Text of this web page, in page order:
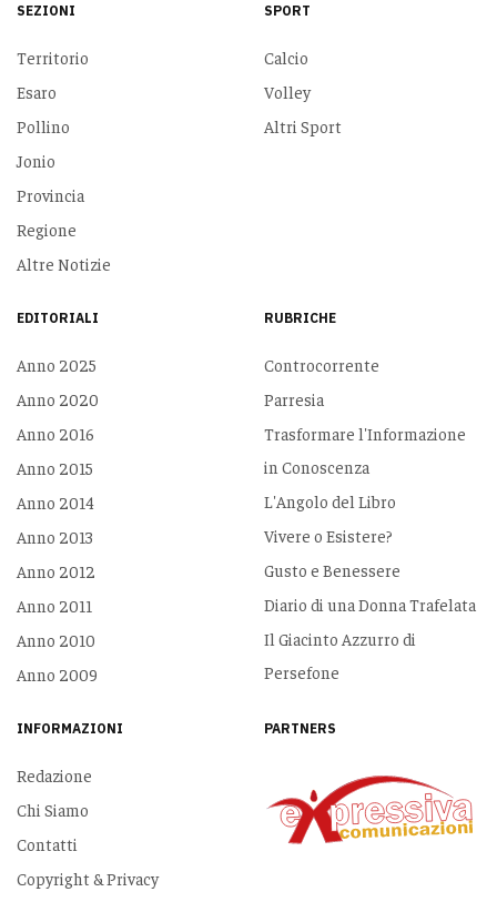
SEZIONI
Territorio
Esaro
Pollino
Jonio
Provincia
Regione
Altre Notizie
SPORT
Calcio
Volley
Altri Sport
EDITORIALI
Anno 2025
Anno 2020
Anno 2016
Anno 2015
Anno 2014
Anno 2013
Anno 2012
Anno 2011
Anno 2010
Anno 2009
RUBRICHE
Controcorrente
Parresia
Trasformare l'Informazione
in Conoscenza
L'Angolo del Libro
Vivere o Esistere?
Gusto e Benessere
Diario di una Donna Trafelata
Il Giacinto Azzurro di
Persefone
INFORMAZIONI
Redazione
Chi Siamo
Contatti
Copyright & Privacy
PARTNERS